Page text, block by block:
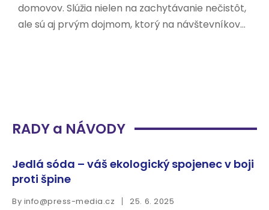
domovov. Slúžia nielen na zachytávanie nečistôt,
ale sú aj prvým dojmom, ktorý na návštevníkov
RADY a NÁVODY
Jedlá sóda – váš ekologický spojenec v boji
proti špine
By info@press-media.cz 25. 6. 2025